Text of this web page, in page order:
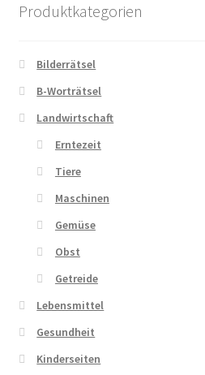
Warenkorb
Zahlungsarten
Produktkategorien
Bilderrätsel
B-Worträtsel
Landwirtschaft
Erntezeit
Tiere
Maschinen
Gemüse
Obst
Getreide
Lebensmittel
Gesundheit
Kinderseiten